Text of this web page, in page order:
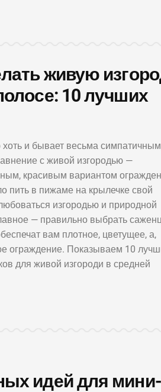
живую
10 лучших
и бывает весьма
с живой изгородью —
красивым вариантом
пить в пижаме на крылечке свой
изгородью и природной
— правильно выбрать
вам плотное, цветущее, а,
ограждение. Показываем 10
для живой изгороди в средней
идей для мини-